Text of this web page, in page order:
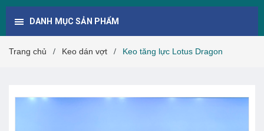
DANH MỤC SẢN PHẨM
Trang chủ / Keo dán vợt / Keo tăng lực Lotus Dragon